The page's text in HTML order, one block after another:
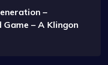
–
– A Klingon